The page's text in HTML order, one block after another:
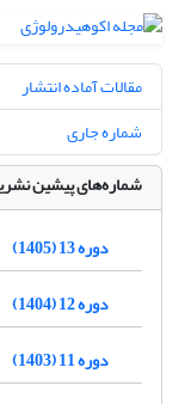
مقالات آماده انتشار
شماره جاری
شماره‌های پیشین
دوره 13 (1405)
دوره 12 (1404)
دوره 11 (1403)